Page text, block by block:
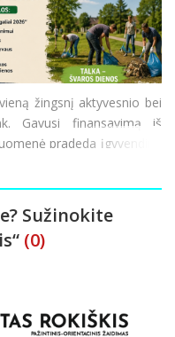
žingsnį aktyvesnio bei
Gavusi finansavimą iš
pradeda įgyvendinti
bendruomenė“. Ši
Sužinokite
(0)